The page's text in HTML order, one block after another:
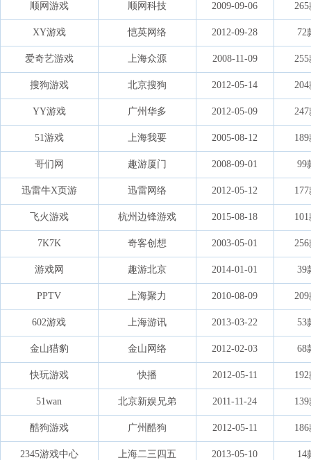
顺网游戏 顺网科技 2009-09-06
XY游戏 恺英网络 2012-09-28 72
爱奇艺游戏 上海众源 2008-11-09
搜狗游戏 北京搜狗 2012-05-14
YY游戏 广州华多 2012-05-09
51游戏 上海我要 2005-08-12
哥们网 趣游厦门 2008-09-01 99
迅雷牛X页游 迅雷网络 2012-05-12
飞火游戏 杭州边锋游戏 2015-08-18
7K7K 奇客创想 2003-05-01
游戏网 趣游北京 2014-01-01 39
PPTV 上海聚力 2010-08-09
602游戏 上海游讯 2013-03-22 53
金山猎豹 金山网络 2012-02-03 68
快玩游戏 快播 2012-05-11
51wan 北京新娱兄弟 2011-11-24
酷狗游戏 广州酷狗 2012-05-11
2345游戏中心 上海二三四五 2013-05-10 14